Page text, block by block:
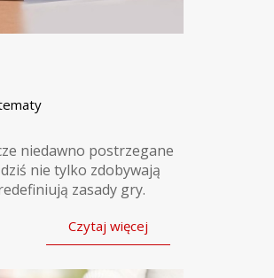
niedawno postrzegane
nie tylko zdobywają
zasady gry.
Czytaj więcej